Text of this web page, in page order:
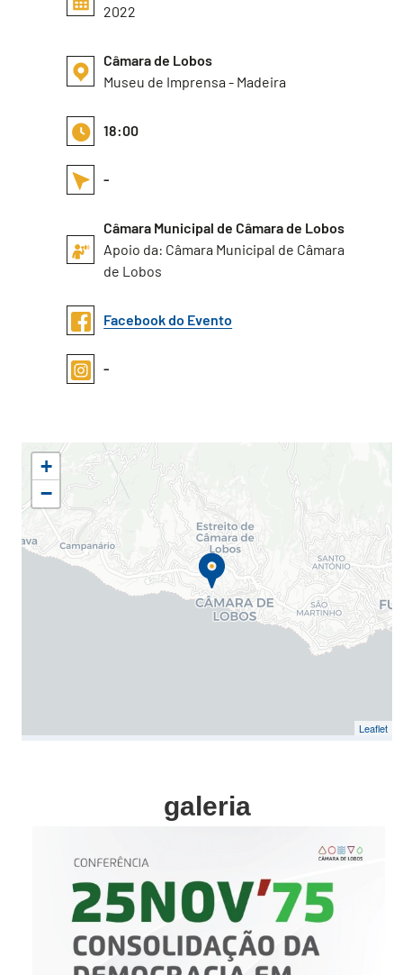
2022
Câmara de Lobos
Museu de Imprensa - Madeira
18:00
-
Câmara Municipal de Câmara de Lobos
Apoio da: Câmara Municipal de Câmara
de Lobos
Facebook do Evento
-
+
−
Leaflet
galeria